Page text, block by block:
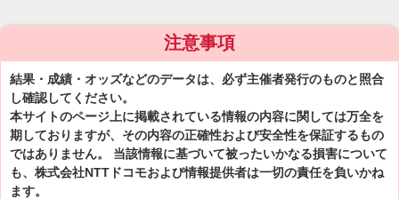
注意事項
結果・成績・オッズなどのデータは、必ず主催者発行のものと照合
し確認してください。
本サイトのページ上に掲載されている情報の内容に関しては万全を
期しておりますが、その内容の正確性および安全性を保証するもの
ではありません。 当該情報に基づいて被ったいかなる損害について
も、株式会社NTTドコモおよび情報提供者は一切の責任を負いかね
ます。